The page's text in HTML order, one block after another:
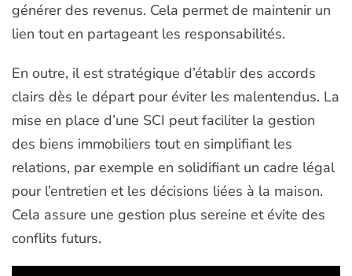
générer des revenus. Cela permet de maintenir un
lien tout en partageant les responsabilités.
En outre, il est stratégique d’établir des accords
clairs dès le départ pour éviter les malentendus. La
mise en place d’une SCI peut faciliter la gestion
des biens immobiliers tout en simplifiant les
relations, par exemple en solidifiant un cadre légal
pour l’entretien et les décisions liées à la maison.
Cela assure une gestion plus sereine et évite des
conflits futurs.